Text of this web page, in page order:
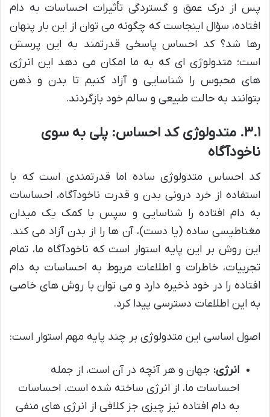
پس از درک عمق و گستردگی تأثیرات احساسات به دام
افتاده، سؤال اینجاست که چگونه می توان از این بار پنهان
رها شد؟ کد احساس پاسخی قدرتمند به این پرسش
است؛ متدولوژی ای که به ما امکان می دهد این انرژی
های محبوس را شناسایی و آزاد کنیم تا بدن و ذهن
بتوانند به حالت طبیعی و سالم خود بازگردند.
۳.۱. متدولوژی کد احساس: پلی به سوی
ناخودآگاه
کد احساس متدولوژی ساده اما قدرتمندی است که با
استفاده از خرد درونی بدن و قدرت ناخودآگاه، احساسات
به دام افتاده را شناسایی و سپس با کمک یک میدان
مغناطیسی ساده (یا دست)، آن ها را از بدن آزاد می کند.
این روش بر این پایه استوار است که ناخودآگاه ما، تمام
تجربیات، خاطرات و اطلاعات مربوط به احساسات به دام
افتاده را در خود ذخیره دارد و می توان با روش های خاصی
به این اطلاعات دسترسی پیدا کرد.
اصول اساسی این متدولوژی بر چند پایه مهم استوار است:
انرژی: جهان و هر آنچه در آن است، از جمله
احساسات ما، از انرژی ساخته شده است. احساسات
به دام افتاده نیز چیزی جز کلافی از انرژی های منفی